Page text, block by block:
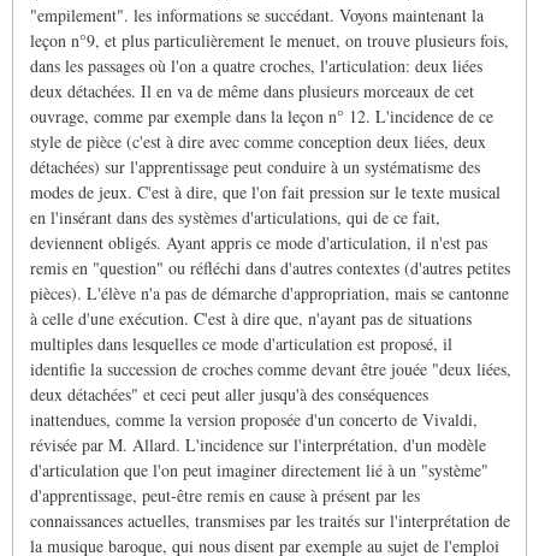
"empilement". les informations se succédant. Voyons maintenant la
leçon n°9, et plus particulièrement le menuet, on trouve plusieurs fois,
dans les passages où l'on a quatre croches, l'articulation: deux liées
deux détachées. Il en va de même dans plusieurs morceaux de cet
ouvrage, comme par exemple dans la leçon n° 12. L'incidence de ce
style de pièce (c'est à dire avec comme conception deux liées, deux
détachées) sur l'apprentissage peut conduire à un systématisme des
modes de jeux. C'est à dire, que l'on fait pression sur le texte musical
en l'insérant dans des systèmes d'articulations, qui de ce fait,
deviennent obligés. Ayant appris ce mode d'articulation, il n'est pas
remis en "question" ou réfléchi dans d'autres contextes (d'autres petites
pièces). L'élève n'a pas de démarche d'appropriation, mais se cantonne
à celle d'une exécution. C'est à dire que, n'ayant pas de situations
multiples dans lesquelles ce mode d'articulation est proposé, il
identifie la succession de croches comme devant être jouée "deux liées,
deux détachées" et ceci peut aller jusqu'à des conséquences
inattendues, comme la version proposée d'un concerto de Vivaldi,
révisée par M. Allard. L'incidence sur l'interprétation, d'un modèle
d'articulation que l'on peut imaginer directement lié à un "système"
d'apprentissage, peut-être remis en cause à présent par les
connaissances actuelles, transmises par les traités sur l'interprétation de
la musique baroque, qui nous disent par exemple au sujet de l'emploi